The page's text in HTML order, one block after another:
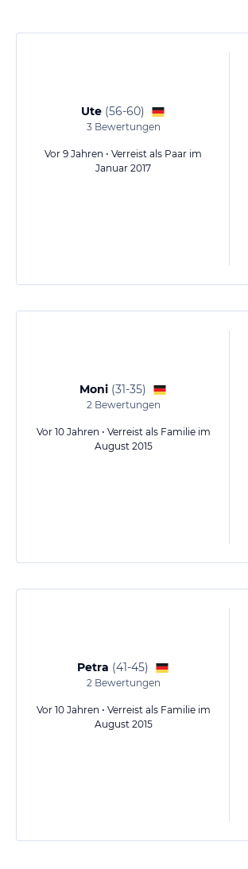
Ute (56-60)
3Bewertungen
Vor 9 Jahren • Verreist als Paar im
Januar 2017
Moni (31-35)
2Bewertungen
Vor 10 Jahren • Verreist als Familie im
August 2015
Petra (41-45)
2Bewertungen
Vor 10 Jahren • Verreist als Familie im
August 2015